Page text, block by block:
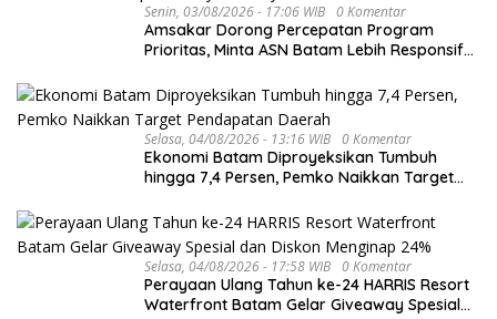
Senin, 03/08/2026 - 17:06 WIB 0 Komentar
Amsakar Dorong Percepatan Program
Prioritas, Minta ASN Batam Lebih Responsif
Selasa, 04/08/2026 - 13:16 WIB 0 Komentar
Ekonomi Batam Diproyeksikan Tumbuh
hingga 7,4 Persen, Pemko Naikkan Target
Selasa, 04/08/2026 - 17:58 WIB 0 Komentar
Perayaan Ulang Tahun ke-24 HARRIS Resort
Waterfront Batam Gelar Giveaway Spesial